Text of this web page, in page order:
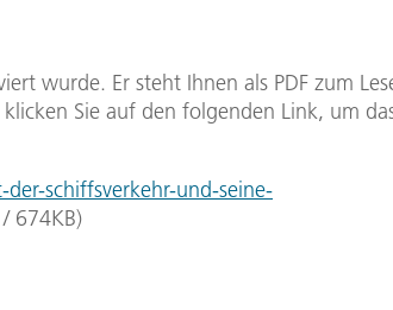
wurde. Er steht Ihnen als PDF zum
Sie auf den folgenden Link, um
schiffsverkehr-und-seine-
/ 674KB)